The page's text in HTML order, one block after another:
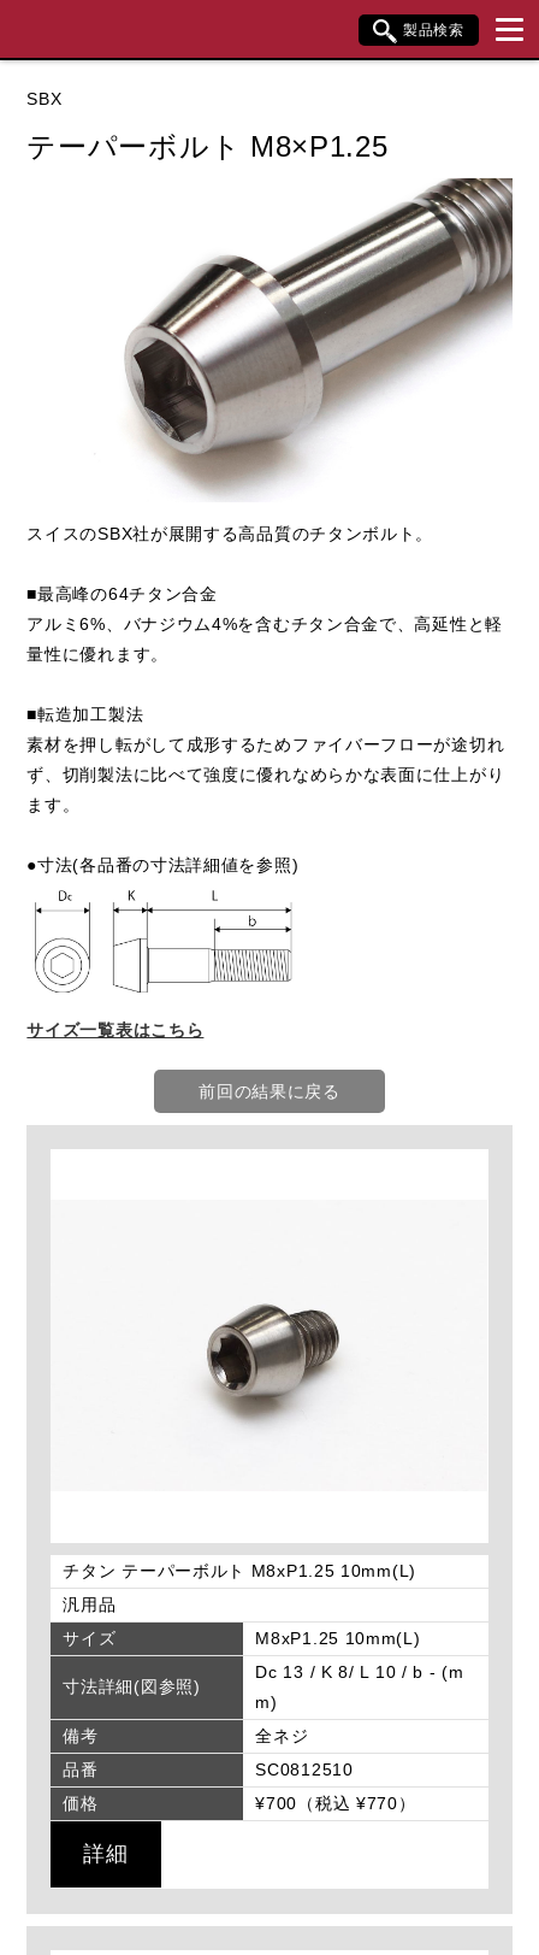
製品検索
データを準備しています。
閉じる
SBX
テーパーボルト M8×P1.25
スイスのSBX社が展開する高品質のチタンボルト。
■最高峰の64チタン合金
アルミ6%、バナジウム4%を含むチタン合金で、高延性と軽
量性に優れます。
■転造加工製法
素材を押し転がして成形するためファイバーフローが途切れ
ず、切削製法に比べて強度に優れなめらかな表面に仕上がり
ます。
●寸法(各品番の寸法詳細値を参照)
サイズ一覧表はこちら
前回の結果に戻る
チタン テーパーボルト M8xP1.25 10mm(L)
汎用品
サイズ
M8xP1.25 10mm(L)
寸法詳細(図参照)
Dc 13 / K 8/ L 10 / b - (m
m)
備考
全ネジ
品番
SC0812510
価格
¥700（税込 ¥770）
詳細